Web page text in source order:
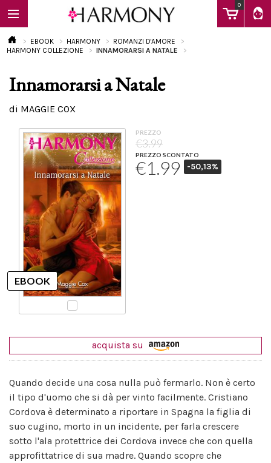
0
EBOOK
Calendario
EBOOK HARMONY
ROMANZI D'AMORE
HARMONY COLLEZIONE
INNAMORARSI A NATALE
Innamorarsi a Natale
di MAGGIE COX
PREZZO
€3.99
PREZZO SCONTATO
€1.99 -50,13%
acquista su
Quando decide una cosa nulla può fermarlo. Non è certo
il tipo d'uomo che si dà per vinto facilmente. Cristiano
Cordova è determinato a riportare in Spagna la figlia di
suo cugino, morto in un incidente, per farla crescere
sotto l'ala protettrice dei Cordova invece che con quella
approfittatrice di sua madre. Quando scopre che